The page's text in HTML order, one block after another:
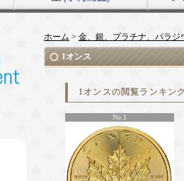
ホーム > 金、銀、プラチナ、パラジ
1オンス
1オンスの閲覧ランキン
No.1